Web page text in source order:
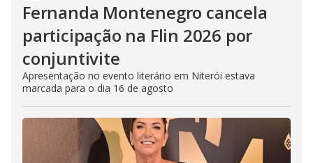
Fernanda Montenegro cancela
participação na Flin 2026 por
conjuntivite
Apresentação no evento literário em Niterói estava
marcada para o dia 16 de agosto